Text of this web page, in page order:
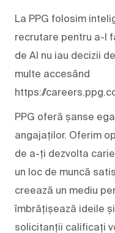
La PPG folosim
recrutare pentru a-l
de AI nu iau decizii
multe accesând
https://
PPG oferă șanse
angajaților. Oferim
de a-ți dezvolta
un loc de muncă
creează un mediu
îmbrățișează ideile
solicitanții calificați